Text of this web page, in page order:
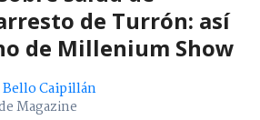
de Turrón: así
de Millenium Show
Bello Caipillán
Magazine